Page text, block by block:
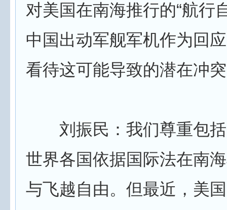
对美国在南海推行的“航行
中国出动军舰军机作为回
看待这可能导致的潜在冲
刘振民：我们尊重包括
世界各国依据国际法在南
与飞越自由。但最近，美